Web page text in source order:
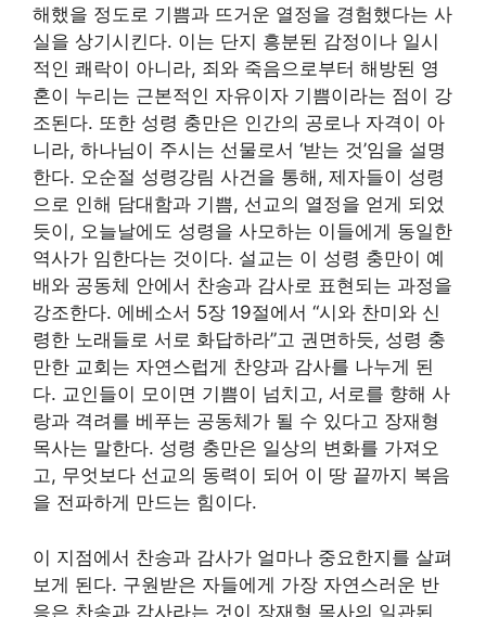
해했을 정도로 기쁨과 뜨거운 열정을 경험했다는 사
실을 상기시킨다. 이는 단지 흥분된 감정이나 일시
적인 쾌락이 아니라, 죄와 죽음으로부터 해방된 영
혼이 누리는 근본적인 자유이자 기쁨이라는 점이 강
조된다. 또한 성령 충만은 인간의 공로나 자격이 아
니라, 하나님이 주시는 선물로서 ‘받는 것’임을 설명
한다. 오순절 성령강림 사건을 통해, 제자들이 성령
으로 인해 담대함과 기쁨, 선교의 열정을 얻게 되었
듯이, 오늘날에도 성령을 사모하는 이들에게 동일한
역사가 임한다는 것이다. 설교는 이 성령 충만이 예
배와 공동체 안에서 찬송과 감사로 표현되는 과정을
강조한다. 에베소서 5장 19절에서 “시와 찬미와 신
령한 노래들로 서로 화답하라”고 권면하듯, 성령 충
만한 교회는 자연스럽게 찬양과 감사를 나누게 된
다. 교인들이 모이면 기쁨이 넘치고, 서로를 향해 사
랑과 격려를 베푸는 공동체가 될 수 있다고 장재형
목사는 말한다. 성령 충만은 일상의 변화를 가져오
고, 무엇보다 선교의 동력이 되어 이 땅 끝까지 복음
을 전파하게 만드는 힘이다.
이 지점에서 찬송과 감사가 얼마나 중요한지를 살펴
보게 된다. 구원받은 자들에게 가장 자연스러운 반
응은 찬송과 감사라는 것이 장재형 목사의 일관된